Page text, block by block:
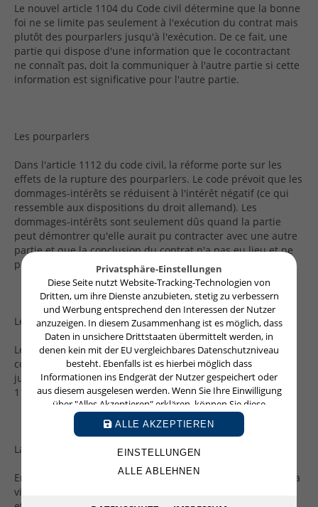
Privatsphäre-Einstellungen
Diese Seite nutzt Website-Tracking-Technologien von
Dritten, um ihre Dienste anzubieten, stetig zu verbessern
und Werbung entsprechend den Interessen der Nutzer
anzuzeigen. In diesem Zusammenhang ist es möglich, dass
Daten in unsichere Drittstaaten übermittelt werden, in
denen kein mit der EU vergleichbares Datenschutzniveau
besteht. Ebenfalls ist es hierbei möglich dass
Informationen ins Endgerät der Nutzer gespeichert oder
aus diesem ausgelesen werden. Wenn Sie Ihre Einwilligung
über "Alles Akzeptieren" erklären, können Sie diese
jederzeit mit Wirkung für die Zukunft widerrufen oder
ändern.
ALLE AKZEPTIEREN
EINSTELLUNGEN
ALLE ABLEHNEN
Le nouvel article 1104 du Code civil détermine que la bonne
foi ne se limite pas seulement à l'exécution du contrat mais
plutôt des pourparlers jusqu'à l'exécution. De ce fait, une
partie qui dispose d'une information que le cocontractant
ne connaît pas, doit la communiquer à l'autre partie si cette
information est significative pour l'autre partie.
Les pourparlers
Dans l'article 1112 du code civil, la réforme porte sur les
effets de la rupture des pourparlers. Le code prévoit que les
dommages-intérêts se réduisent à l'intérêt négatif (ce qui
ressemble aux dispositions du droit allemand). Les
dommages-intérêts sont seulement dûs quand la partie
peut démontrer qu'elle aurait pu contracter avec une autre
partie et que la conclusion du contrat n'a pas eu lieu et ne
peut plus être réalisée à cause des pourparles échoués.
Les avant-contrats
Le pacte de préférence et la promesse unilatérale ont été
codifiés. Les avant-contrats étaient développés par la
jurisprudence et sont désormais codifiés à l'artile 1123 et
1124 du Code civil.
La protection de la partie faible
En cas de violence économique, le contrat est réputé nul. La
violence économique nécessit une domination économique